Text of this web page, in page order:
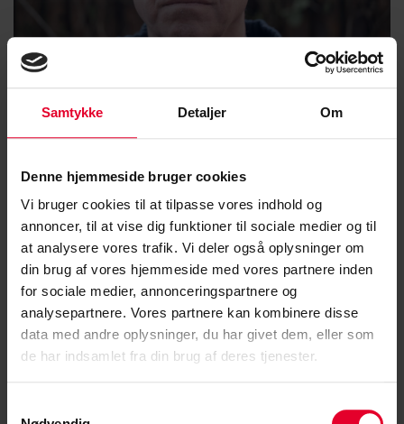
Samtykke Detaljer Om
Denne hjemmeside bruger cookies
Vi bruger cookies til at tilpasse vores indhold og
annoncer, til at vise dig funktioner til sociale medier og til
at analysere vores trafik. Vi deler også oplysninger om
din brug af vores hjemmeside med vores partnere inden
for sociale medier, annonceringspartnere og
analysepartnere. Vores partnere kan kombinere disse
data med andre oplysninger, du har givet dem, eller som
de har indsamlet fra din brug af deres tjenester.